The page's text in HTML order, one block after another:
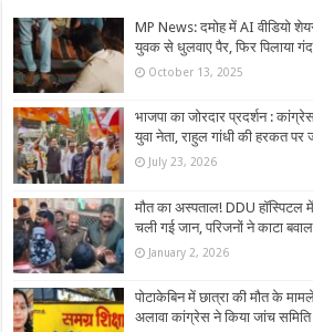
MP News: दमोह में AI वीडियो
युवक से धुलवाए पैर, फिर पिलाया
October 13, 2025
भाजपा का जोरदार प्रदर्शन :
युवा नेता, राहुल गांधी की हरकत पर
July 23, 2026
मौत का अस्पताल! DDU
चली गई जान, परिजनों ने काटा
January 2, 2026
पोटाकेबिन में छात्रा की मौत के
अलावा कांग्रेस ने किया जांच